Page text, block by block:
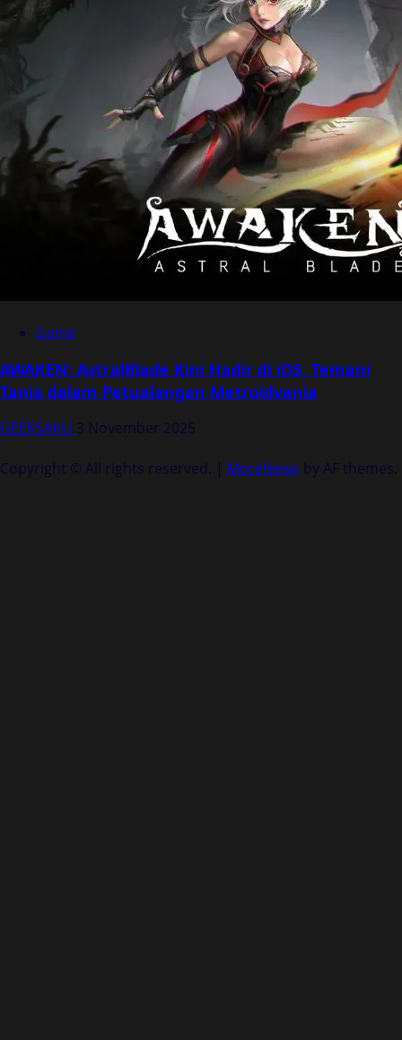
Game
AWAKEN: AstralBlade Kini Hadir di iOS, Temani
Tania dalam Petualangan Metroidvania
GEEKSAKU 3 November 2025
Copyright © All rights reserved. | MoreNews by AF themes.